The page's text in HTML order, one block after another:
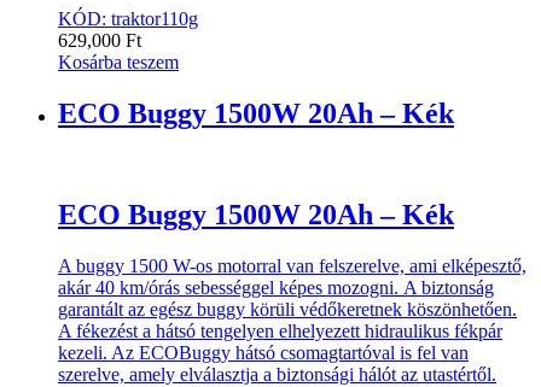
KÓD: traktor110g
629,000 Ft
Kosárba teszem
ECO Buggy 1500W 20Ah – Kék
ECO Buggy 1500W 20Ah – Kék
A buggy 1500 W-os motorral van felszerelve, ami elképesztő,
akár 40 km/órás sebességgel képes mozogni. A biztonság
garantált az egész buggy körüli védőkeretnek köszönhetően.
A fékezést a hátsó tengelyen elhelyezett hidraulikus fékpár
kezeli. Az ECOBuggy hátsó csomagtartóval is fel van
szerelve, amely elválasztja a biztonsági hálót az utastértől.